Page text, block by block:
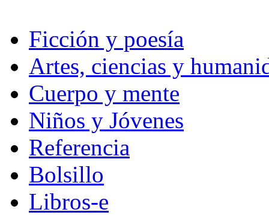
Ficción y poesía
Artes, ciencias y
Cuerpo y mente
Niños y Jóvenes
Referencia
Bolsillo
Libros-e